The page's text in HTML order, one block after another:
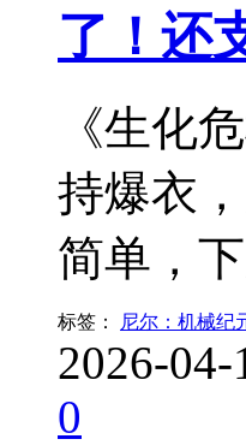
了！还
《生化
持爆衣
简单，
标签： 尼尔：机械纪
2026-04-
0